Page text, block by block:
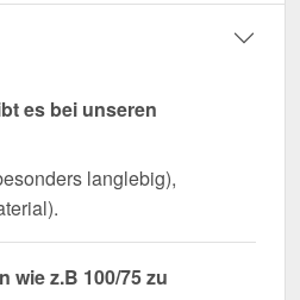
es bei unseren
langlebig),
wie z.B 100/75 zu